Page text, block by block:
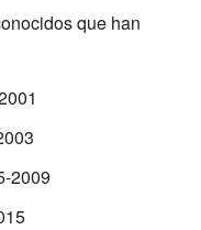
que han
2009